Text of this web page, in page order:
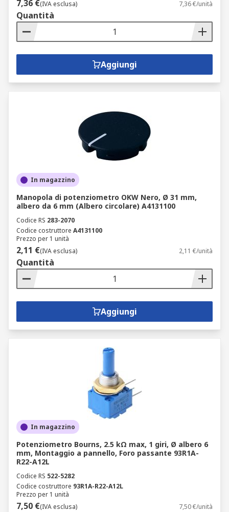
7,36 €(IVA esclusa) 7,36 €/unità
Quantità
Aggiungi
In magazzino
Manopola di potenziometro OKW Nero, Ø 31 mm,
albero da 6 mm (Albero circolare) A4131100
Codice RS 283-2070
Codice costruttore A4131100
Prezzo per 1 unità
2,11 €(IVA esclusa) 2,11 €/unità
Quantità
Aggiungi
In magazzino
Potenziometro Bourns, 2.5 kΩ max, 1 giri, Ø albero 6
mm, Montaggio a pannello, Foro passante 93R1A-
R22-A12L
Codice RS 522-5282
Codice costruttore 93R1A-R22-A12L
Prezzo per 1 unità
7,50 €(IVA esclusa) 7,50 €/unità